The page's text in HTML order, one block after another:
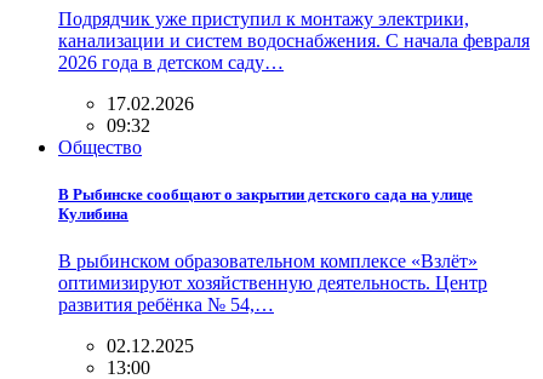
Подрядчик уже приступил к монтажу электрики,
канализации и систем водоснабжения. С начала февраля
2026 года в детском саду…
17.02.2026
09:32
Общество
В Рыбинске сообщают о закрытии детского сада на улице
Кулибина
В рыбинском образовательном комплексе «Взлёт»
оптимизируют хозяйственную деятельность. Центр
развития ребёнка № 54,…
02.12.2025
13:00